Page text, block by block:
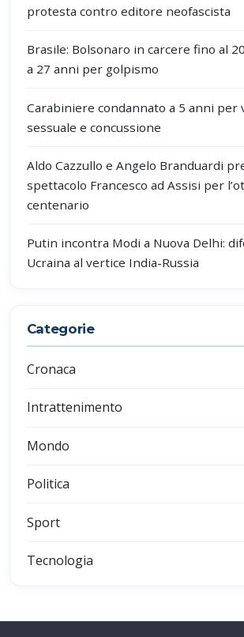
protesta contro editore neofascista
Brasile: Bolsonaro in carcere fino al
a 27 anni per golpismo
Carabiniere condannato a 5 anni per
sessuale e concussione
Aldo Cazzullo e Angelo Branduardi
spettacolo Francesco ad Assisi per
centenario
Putin incontra Modi a Nuova Delhi:
Ucraina al vertice India-Russia
Categorie
Cronaca
Intrattenimento
Mondo
Politica
Sport
Tecnologia